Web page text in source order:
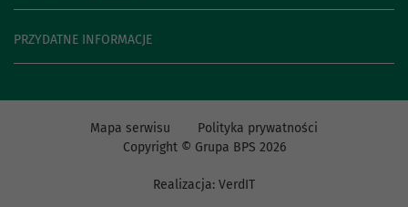
PRZYDATNE INFORMACJE
Realizacja: VerdIT
Mapa serwisu
Polityka prywatności
Copyright © Grupa BPS 2026